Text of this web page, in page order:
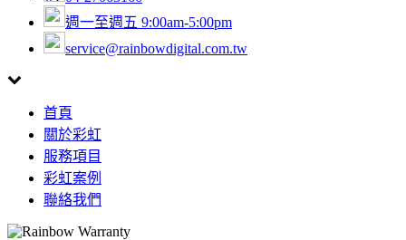
週一至週五 9:00am-5:00pm
service@rainbowdigital.com.tw
Toggle
navigation
首頁
關於彩虹
服務項目
彩虹案例
聯絡我們